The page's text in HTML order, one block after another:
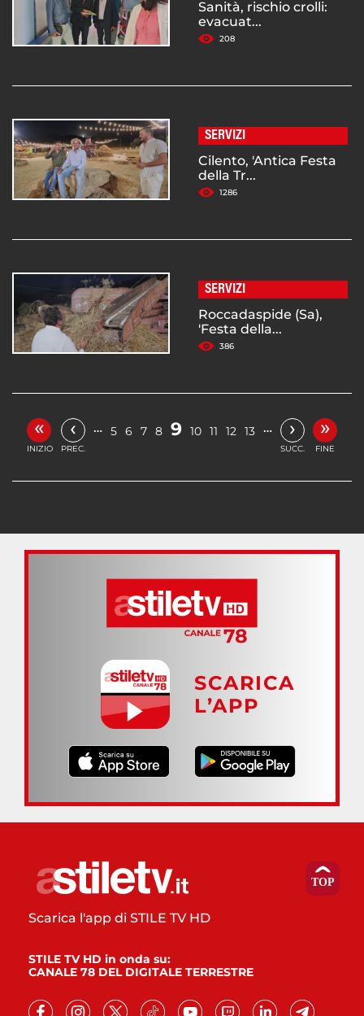
Sanità, rischio crolli:
evacuat...
208
SERVIZI
Cilento, 'Antica Festa
della Tr...
1286
SERVIZI
Roccadaspide (Sa),
'Festa della...
386
«
INIZIO
‹
PREC.
… 5 6 7 8 9 10 11 12 13 … ›
SUCC.
»
FINE
SCARICA
L’APP
Scarica l'app di STILE TV HD
STILE TV HD in onda su:
CANALE 78 DEL DIGITALE TERRESTRE